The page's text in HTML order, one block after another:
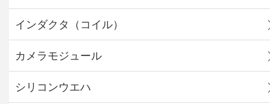
インダクタ（コイル）
カメラモジュール
シリコンウエハ